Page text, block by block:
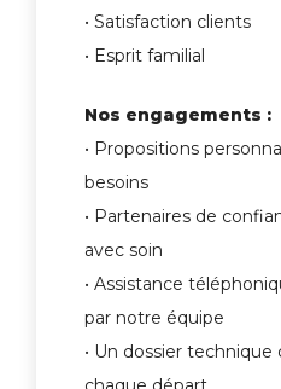
• Satisfaction clients
• Esprit familial
Nos engagements :
• Propositions
besoins
• Partenaires de
avec soin
• Assistance
par notre équipe
• Un dossier